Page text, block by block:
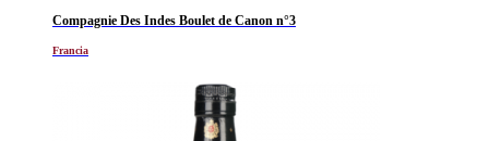
Compagnie Des Indes Boulet de Canon n°3
Francia